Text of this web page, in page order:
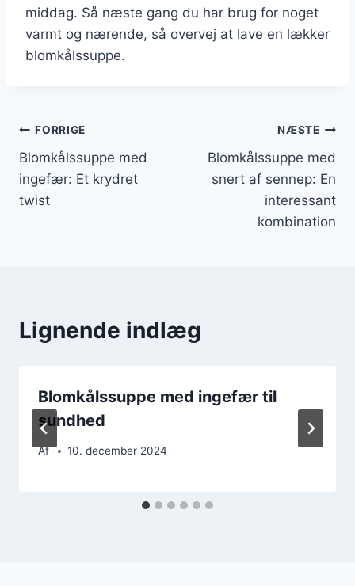
middag. Så næste gang du har brug for noget
varmt og nærende, så overvej at lave en lækker
blomkålssuppe.
Indlægsnavigation
FORRIGE
Blomkålssuppe med
ingefær: Et krydret
twist
NÆSTE
Blomkålssuppe med
snert af sennep: En
interessant
kombination
Lignende indlæg
Blomkålssuppe med ingefær til
sundhed
Af 10. december 2024